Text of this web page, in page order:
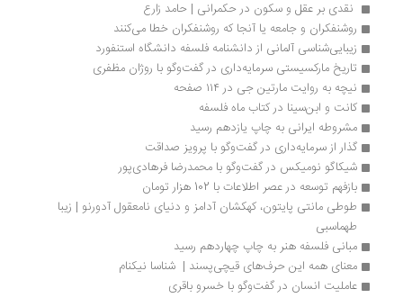
نقدی بر عقل و سکون در حکمرانی | حامد زارع
روشنفکران و جامعه یا آنجا که روشنفکران خطا می‌کنند
زیبایی‌شناسی آلمانی از دانشنامه فلسفه دانشگاه استنفورد
تاریخ مارکسیستی سرمایه‌داری در گفت‌وگو با روژان مظفری
نیچه به روایت مارتین جی در ۱۱۴ صفحه
کانت و ابن‌سینا در کتاب ماه فلسفه
مشروطه ایرانی به چاپ یازدهم رسید
گذار از سرمایه‌داری در گفت‌وگو با پرویز صداقت
شیکاگو نومیکس در گفت‌وگو با محمدرضا فرهادی‌پور
بازفهم توسعه در عصر اطلاعات با 102 هزار تومان
طوطی مانتی پایتون، کهکشان آدامز و دنیای نامعقول آدورنو | زیبا
طهماسبی
مبانی فلسفه هنر به چاپ چهاردهم رسید
معنای همه این حرف‌های قیچی‌پسند |  شناسا نیکنام
عاملیت انسان در گفت‌وگو با خسرو باقری